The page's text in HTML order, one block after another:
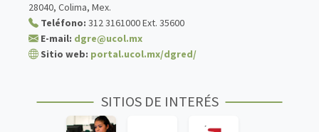
28040, Colima, Mex.
Teléfono: 312 3161000 Ext. 35600
E-mail: dgre@ucol.mx
Sitio web: portal.ucol.mx/dgred/
SITIOS DE INTERÉS